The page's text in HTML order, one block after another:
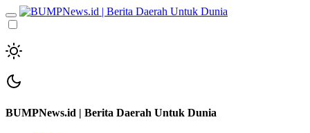
BUMPNews.id | Berita Daerah Untuk Dunia